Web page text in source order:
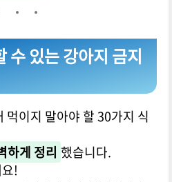
수 있는 강아지 금지
먹이지 말아야 할 30가지 식
하게 정리 했습니다.
!